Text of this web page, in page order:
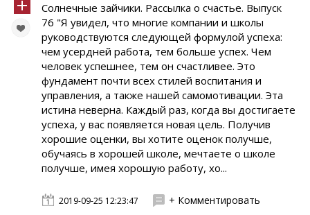
Солнечные зайчики. Pассылка о счастье. Выпуск
76 "Я увидел, что многие компании и школы
руководствуются следующей формулой успеха:
чем усердней работа, тем больше успех. Чем
человек успешнее, тем он счастливее. Это
фундамент почти всех стилей воспитания и
управления, а также нашей самомотивации. Эта
истина неверна. Каждый раз, когда вы достигаете
успеха, у вас появляется новая цель. Получив
хорошие оценки, вы хотите оценок получше,
обучаясь в хорошей школе, мечтаете о школе
получше, имея хорошую работу, хо...
2019-09-25 12:23:47 + Комментировать